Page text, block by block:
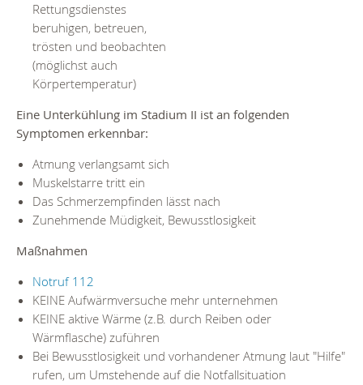
Rettungsdienstes
beruhigen, betreuen,
trösten und beobachten
(möglichst auch
Körpertemperatur)
Eine Unterkühlung im Stadium II ist an folgenden
Symptomen erkennbar:
Atmung verlangsamt sich
Muskelstarre tritt ein
Das Schmerzempfinden lässt nach
Zunehmende Müdigkeit, Bewusstlosigkeit
Maßnahmen
Notruf 112
KEINE Aufwärmversuche mehr unternehmen
KEINE aktive Wärme (z.B. durch Reiben oder
Wärmflasche) zuführen
Bei Bewusstlosigkeit und vorhandener Atmung laut "Hilfe"
rufen, um Umstehende auf die Notfallsituation